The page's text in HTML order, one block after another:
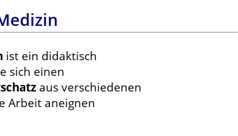
ist ein didaktisch
sich einen
aus verschiedenen
Arbeit aneignen